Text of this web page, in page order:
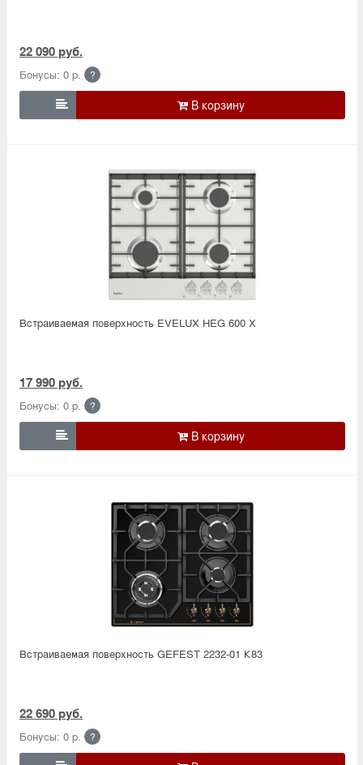
22 090 руб.
Бонусы: 0 р. ?

Встраиваемая поверхность EVELUX HEG 600 X
17 990 руб.
Бонусы: 0 р. ?

Встраиваемая поверхность GEFEST 2232-01 К83
22 690 руб.
Бонусы: 0 р. ?